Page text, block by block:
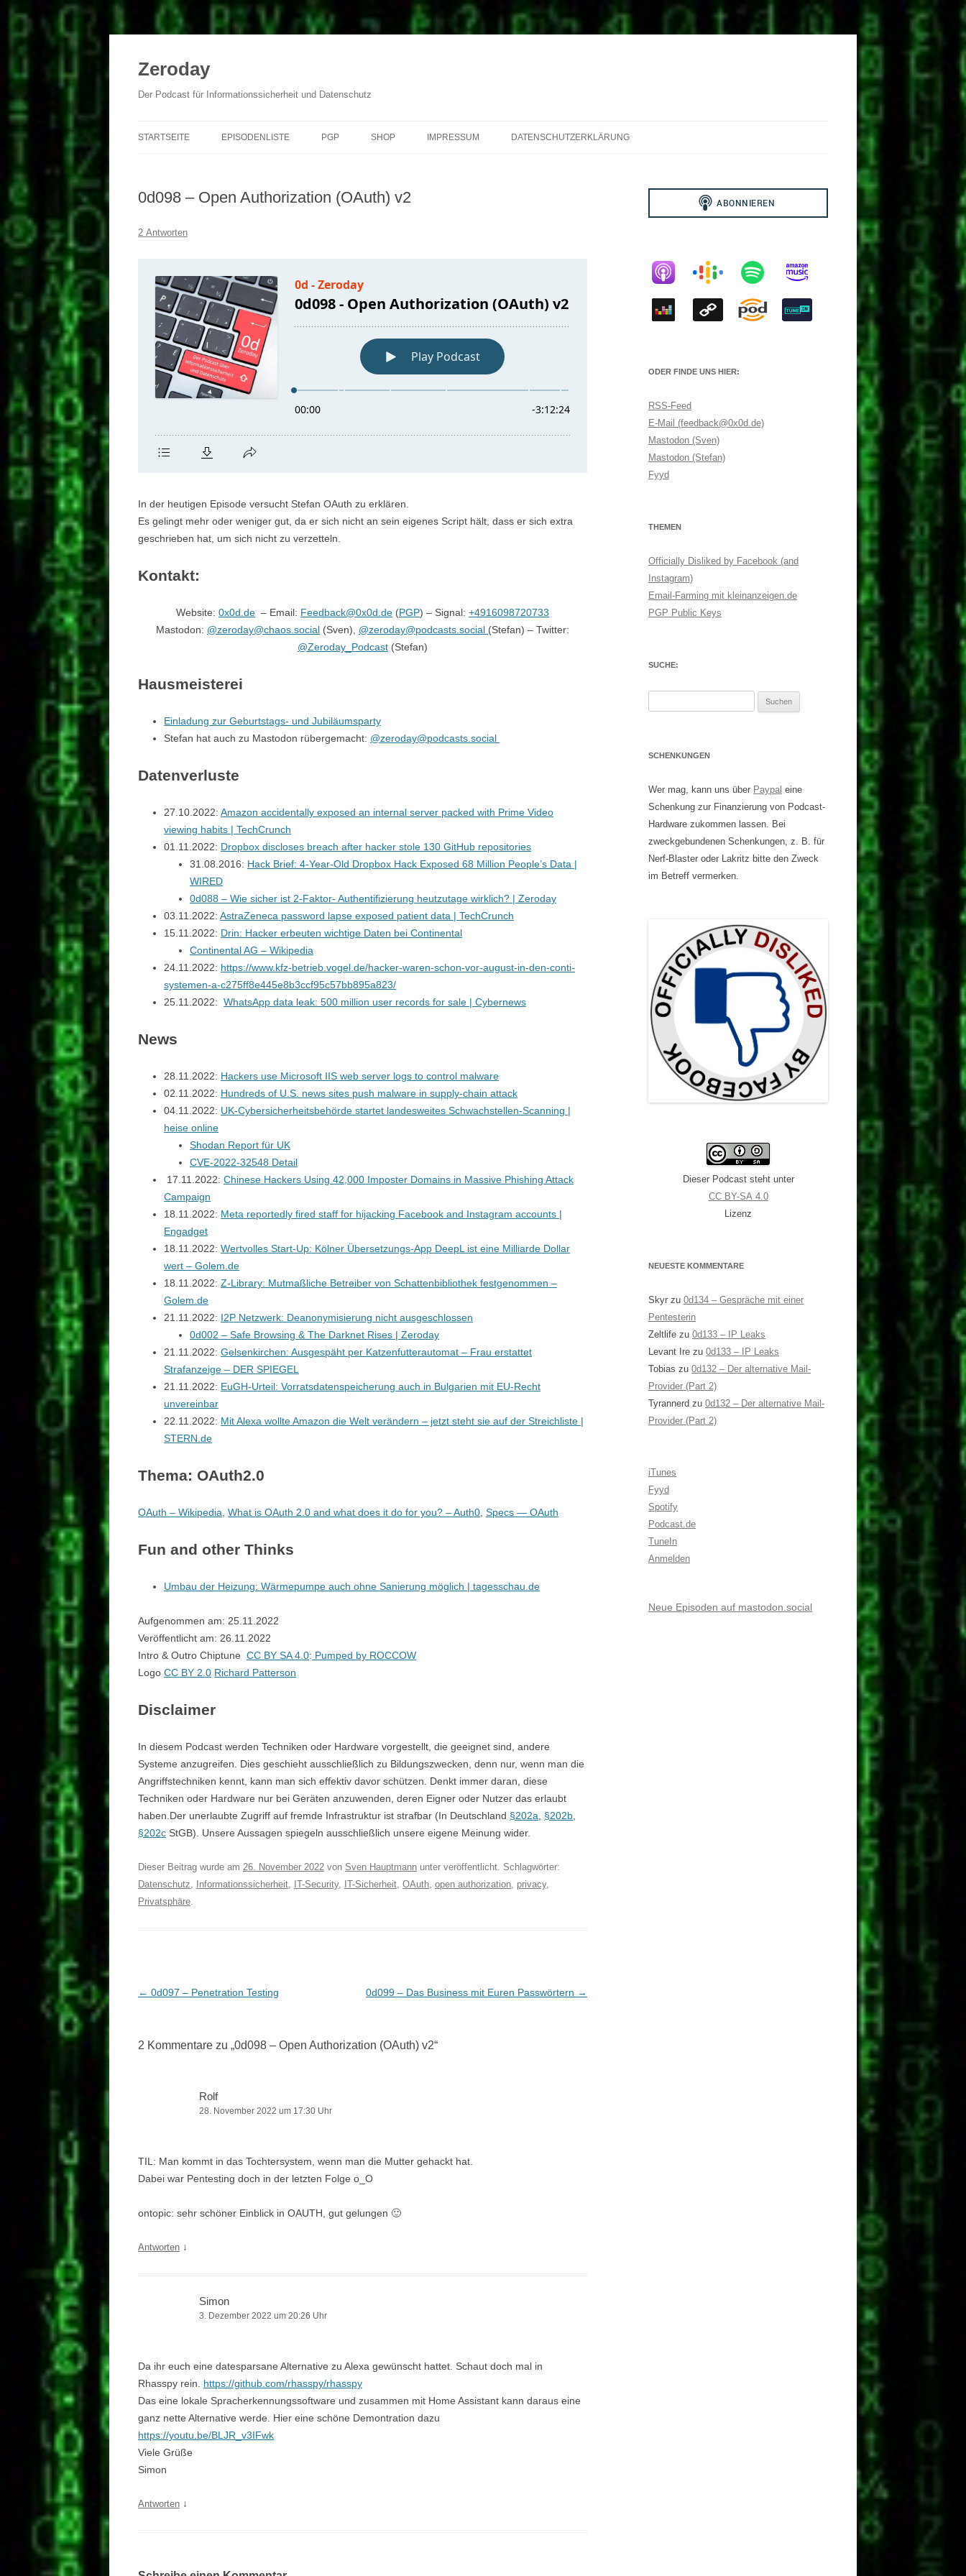
Zeroday
Der Podcast für Informationssicherheit und Datenschutz
STARTSEITE EPISODENLISTE PGP SHOP IMPRESSUM DATENSCHUTZERKLÄRUNG
0d098 – Open Authorization (OAuth) v2
2 Antworten
In der heutigen Episode versucht Stefan OAuth zu erklären.
Es gelingt mehr oder weniger gut, da er sich nicht an sein eigenes Script hält, dass er sich extra
geschrieben hat, um sich nicht zu verzetteln.
Kontakt:
Website: 0x0d.de– Email: Feedback@0x0d.de(PGP) – Signal: +4916098720733
Mastodon: @zeroday@chaos.social(Sven), @zeroday@podcasts.social (Stefan) – Twitter:
@Zeroday_Podcast(Stefan)
Hausmeisterei
Einladung zur Geburtstags- und Jubiläumsparty
Stefan hat auch zu Mastodon rübergemacht: @zeroday@podcasts.social
Datenverluste
27.10.2022: Amazon accidentally exposed an internal server packed with Prime Video
viewing habits | TechCrunch
01.11.2022: Dropbox discloses breach after hacker stole 130 GitHub repositories
31.08.2016: Hack Brief: 4-Year-Old Dropbox Hack Exposed 68 Million People’s Data |
WIRED
0d088 – Wie sicher ist 2-Faktor- Authentifizierung heutzutage wirklich? | Zeroday
03.11.2022: AstraZeneca password lapse exposed patient data | TechCrunch
15.11.2022: Drin: Hacker erbeuten wichtige Daten bei Continental
Continental AG – Wikipedia
24.11.2022: https://www.kfz-betrieb.vogel.de/hacker-waren-schon-vor-august-in-den-conti-
systemen-a-c275ff8e445e8b3ccf95c57bb895a823/
25.11.2022: WhatsApp data leak: 500 million user records for sale | Cybernews
News
28.11.2022: Hackers use Microsoft IIS web server logs to control malware
02.11.2022: Hundreds of U.S. news sites push malware in supply-chain attack
04.11.2022: UK-Cybersicherheitsbehörde startet landesweites Schwachstellen-Scanning |
heise online
Shodan Report für UK
CVE-2022-32548 Detail
17.11.2022: Chinese Hackers Using 42,000 Imposter Domains in Massive Phishing Attack
Campaign
18.11.2022: Meta reportedly fired staff for hijacking Facebook and Instagram accounts |
Engadget
18.11.2022: Wertvolles Start-Up: Kölner Übersetzungs-App DeepL ist eine Milliarde Dollar
wert – Golem.de
18.11.2022: Z-Library: Mutmaßliche Betreiber von Schattenbibliothek festgenommen –
Golem.de
21.11.2022: I2P Netzwerk: Deanonymisierung nicht ausgeschlossen
0d002 – Safe Browsing & The Darknet Rises | Zeroday
21.11.2022: Gelsenkirchen: Ausgespäht per Katzenfutterautomat – Frau erstattet
Strafanzeige – DER SPIEGEL
21.11.2022: EuGH-Urteil: Vorratsdatenspeicherung auch in Bulgarien mit EU-Recht
unvereinbar
22.11.2022: Mit Alexa wollte Amazon die Welt verändern – jetzt steht sie auf der Streichliste |
STERN.de
Thema: OAuth2.0
OAuth – Wikipedia What is OAuth 2.0 and what does it do for you? – Auth0 Specs — OAuth
Fun and other Thinks
Umbau der Heizung: Wärmepumpe auch ohne Sanierung möglich | tagesschau.de
Aufgenommen am: 25.11.2022
Veröffentlicht am: 26.11.2022
Intro & Outro Chiptune CC BY SA 4.0: Pumped by ROCCOW
Logo CC BY 2.0 Richard Patterson
Disclaimer
In diesem Podcast werden Techniken oder Hardware vorgestellt, die geeignet sind, andere
Systeme anzugreifen. Dies geschieht ausschließlich zu Bildungszwecken, denn nur, wenn man die
Angriffstechniken kennt, kann man sich effektiv davor schützen. Denkt immer daran, diese
Techniken oder Hardware nur bei Geräten anzuwenden, deren Eigner oder Nutzer das erlaubt
haben.Der unerlaubte Zugriff auf fremde Infrastruktur ist strafbar (In Deutschland §202a §202b
§202c StGB). Unsere Aussagen spiegeln ausschließlich unsere eigene Meinung wider.
Dieser Beitrag wurde am 26. November 2022 von Sven Hauptmann unter veröffentlicht. Schlagwörter:
Datenschutz, Informationssicherheit, IT-Security, IT-Sicherheit, OAuth, open authorization, privacy,
Privatsphäre.
Beitragsnavigation
← 0d097 – Penetration Testing 0d099 – Das Business mit Euren Passwörtern →
2 Kommentare zu „0d098 – Open Authorization (OAuth) v2“
Rolf
28. November 2022 um 17:30 Uhr
TIL: Man kommt in das Tochtersystem, wenn man die Mutter gehackt hat.
Dabei war Pentesting doch in der letzten Folge o_O
ontopic: sehr schöner Einblick in OAUTH, gut gelungen 🙂
Antworten ↓
Simon
3. Dezember 2022 um 20:26 Uhr
Da ihr euch eine datesparsane Alternative zu Alexa gewünscht hattet. Schaut doch mal in
Rhasspy rein. https://github.com/rhasspy/rhasspy
Das eine lokale Spracherkennungssoftware und zusammen mit Home Assistant kann daraus eine
ganz nette Alternative werde. Hier eine schöne Demontration dazu
https://youtu.be/BLJR_v3IFwk
Viele Grüße
Simon
Antworten ↓
ODER FINDE UNS HIER:
RSS-Feed
E-Mail (feedback@0x0d.de)
Mastodon (Sven)
Mastodon (Stefan)
Fyyd
THEMEN
Officially Disliked by Facebook (and
Instagram)
Email-Farming mit kleinanzeigen.de
PGP Public Keys
SUCHE:
SCHENKUNGEN
Wer mag, kann uns über Paypal eine
Schenkung zur Finanzierung von Podcast-
Hardware zukommen lassen. Bei
zweckgebundenen Schenkungen, z. B. für
Nerf-Blaster oder Lakritz bitte den Zweck
im Betreff vermerken.
Dieser Podcast steht unter
CC BY-SA 4.0
Lizenz
NEUESTE KOMMENTARE
Skyr zu 0d134 – Gespräche mit einer
Pentesterin
Zeltlife zu 0d133 – IP Leaks
Levant Ire zu 0d133 – IP Leaks
Tobias zu 0d132 – Der alternative Mail-
Provider (Part 2)
Tyrannerd zu 0d132 – Der alternative Mail-
Provider (Part 2)
iTunes
Fyyd
Spotify
Podcast.de
TuneIn
Anmelden
Neue Episoden auf mastodon.social